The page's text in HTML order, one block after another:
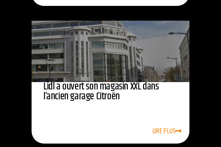
Lidl a ouvert son magasin XXL dans
l’ancien garage Citroën
LIRE PLUS